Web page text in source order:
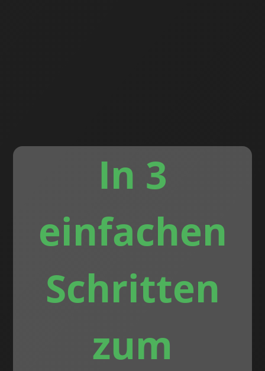
In 3
einfachen
Schritten
zum